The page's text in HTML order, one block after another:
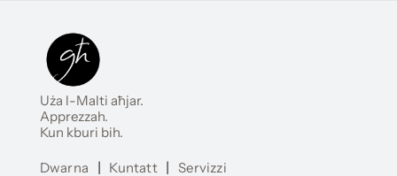
Uża l-Malti aħjar.
Apprezzah.
Kun kburi bih.
Dwarna | Kuntatt | Servizzi